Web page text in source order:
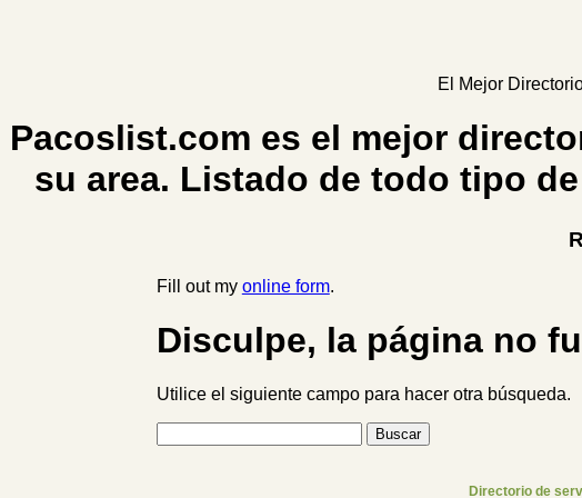
El Mejor
Pacoslist.com es el mejor
su area. Listado de todo tipo
Fill out my online form.
Disculpe, la página no
Utilice el siguiente campo para hacer otra búsqueda.
Directorio de